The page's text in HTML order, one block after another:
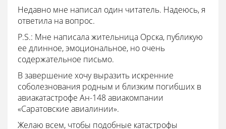
Недавно мне написал один читатель. Надеюсь, я
ответила на вопрос.
P.S.: Мне написала жительница Орска, публикую
ее длинное, эмоциональное, но очень
содержательное письмо.
В завершение хочу выразить искренние
соболезнования родным и близким погибших в
авиакатастрофе Ан-148 авиакомпании
«Саратовские авиалинии».
Желаю всем, чтобы подобные катастрофы